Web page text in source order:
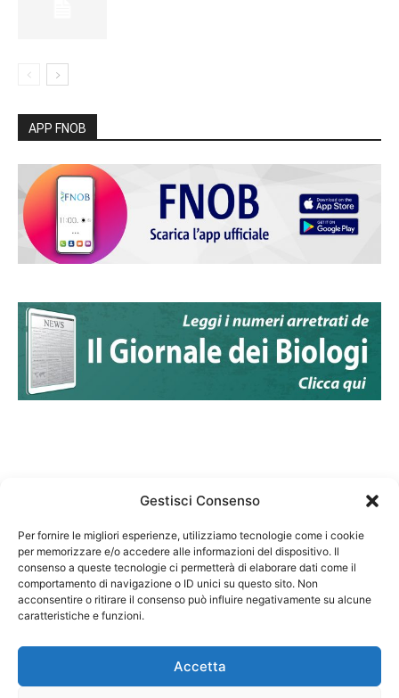
Gestisci Consenso
Per fornire le migliori esperienze, utilizziamo tecnologie come i cookie
per memorizzare e/o accedere alle informazioni del dispositivo. Il
consenso a queste tecnologie ci permetterà di elaborare dati come il
comportamento di navigazione o ID unici su questo sito. Non
acconsentire o ritirare il consenso può influire negativamente su alcune
caratteristiche e funzioni.
Accetta
APP FNOB
Federazione Nazionale Degli Ordini dei Biologi:
codice fiscale 80069130583
Responsabile sito internet www.fnob.it: